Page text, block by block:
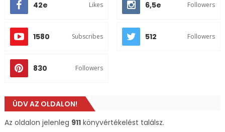
42e Likes 6,5e Followers
1580 Subscribes 512 Followers
830 Followers
ÜDV AZ OLDALON!
Az oldalon jelenleg 911könyvértékelést találsz.